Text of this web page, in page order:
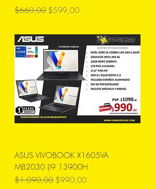
Precio
$660,00 Precio de oferta
$599,00
ASUS VIVOBOOK X1605VA
MB2030 (I9 13900H
Precio
$1.090,00 Precio de oferta
$990,00